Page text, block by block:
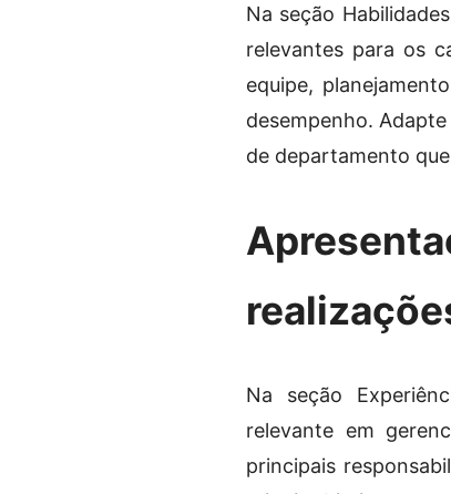
Na seção
relevantes para os
equipe,
desempenho.
de departamento
Na seção
relevante em
principais